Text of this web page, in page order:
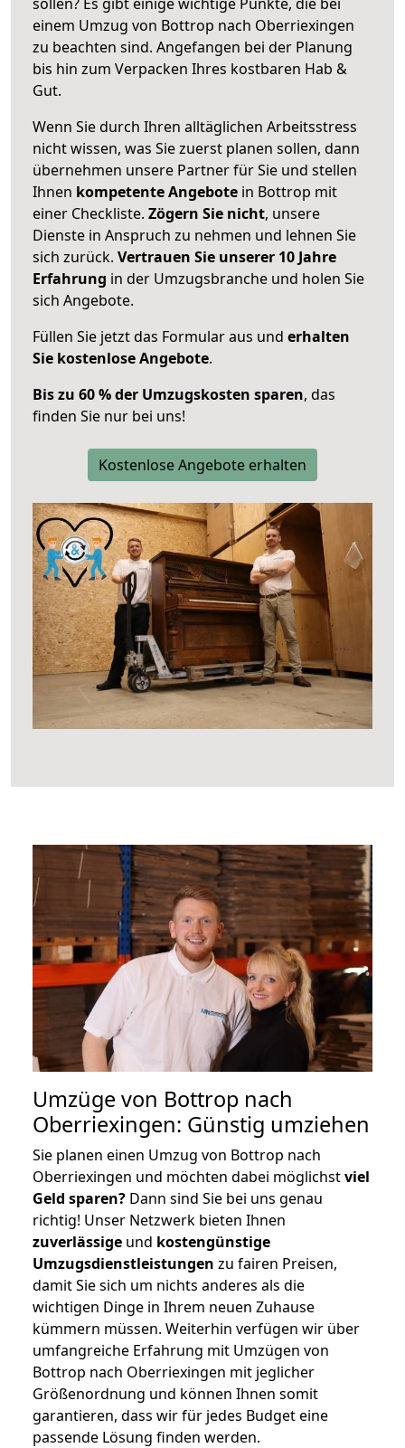
einem Umzug von Bottrop nach Oberriexingen
zu beachten sind. Angefangen bei der Planung
bis hin zum Verpacken Ihres kostbaren Hab &
Gut.
Wenn Sie durch Ihren alltäglichen Arbeitsstress
nicht wissen, was Sie zuerst planen sollen, dann
übernehmen unsere Partner für Sie und stellen
Ihnen kompetente Angebote in Bottrop mit
einer Checkliste. Zögern Sie nicht, unsere
Dienste in Anspruch zu nehmen und lehnen Sie
sich zurück. Vertrauen Sie unserer 10 Jahre
Erfahrung in der Umzugsbranche und holen Sie
sich Angebote.
Füllen Sie jetzt das Formular aus und erhalten
Sie kostenlose Angebote.
Bis zu 60 % der Umzugskosten sparen, das
finden Sie nur bei uns!
Kostenlose Angebote erhalten
Umzüge von Bottrop nach
Oberriexingen: Günstig umziehen
Sie planen einen Umzug von Bottrop nach
Oberriexingen und möchten dabei möglichstviel
Geld sparen? Dann sind Sie bei uns genau
richtig! Unser Netzwerk bieten Ihnen
zuverlässige und kostengünstige
Umzugsdienstleistungen zu fairen Preisen,
damit Sie sich um nichts anderes als die
wichtigen Dinge in Ihrem neuen Zuhause
kümmern müssen. Weiterhin verfügen wir über
umfangreiche Erfahrung mit Umzügen von
Bottrop nach Oberriexingen mit jeglicher
Größenordnung und können Ihnen somit
garantieren, dass wir für jedes Budget eine
passende Lösung finden werden.